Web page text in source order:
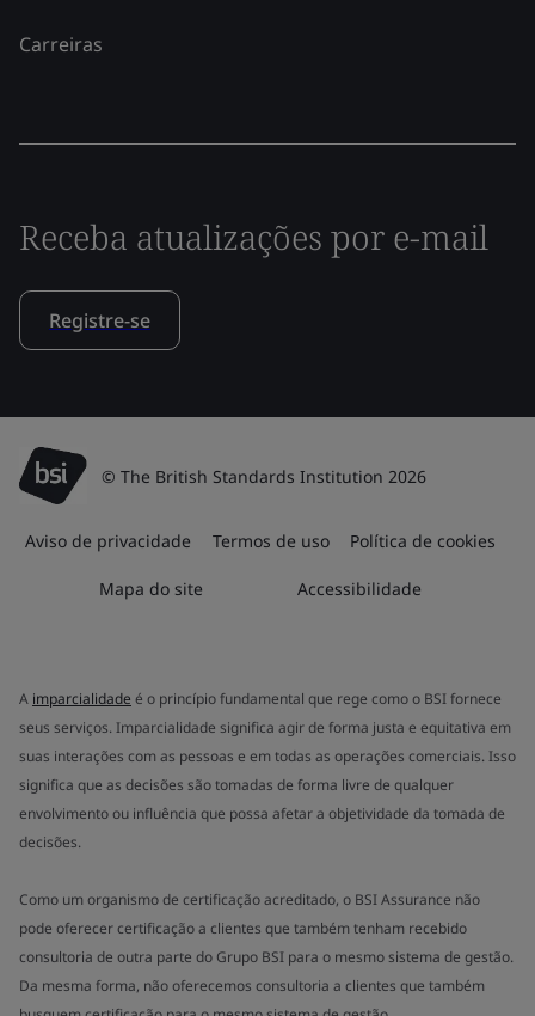
Carreiras
Receba atualizações por e-mail
Registre-se
© The British Standards Institution 2026
Aviso de privacidade Termos de uso Política de cookies
Mapa do site Accessibilidade
A imparcialidade é o princípio fundamental que rege como o BSI fornece
seus serviços. Imparcialidade significa agir de forma justa e equitativa em
suas interações com as pessoas e em todas as operações comerciais. Isso
significa que as decisões são tomadas de forma livre de qualquer
envolvimento ou influência que possa afetar a objetividade da tomada de
decisões.
Como um organismo de certificação acreditado, o BSI Assurance não
pode oferecer certificação a clientes que também tenham recebido
consultoria de outra parte do Grupo BSI para o mesmo sistema de gestão.
Da mesma forma, não oferecemos consultoria a clientes que também